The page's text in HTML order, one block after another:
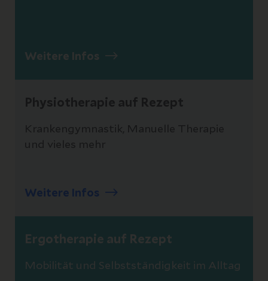
Weitere Infos
Physiotherapie auf Rezept
Krankengymnastik, Manuelle Therapie
und vieles mehr
Weitere Infos
Ergotherapie auf Rezept
Mobilität und Selbstständigkeit im Alltag